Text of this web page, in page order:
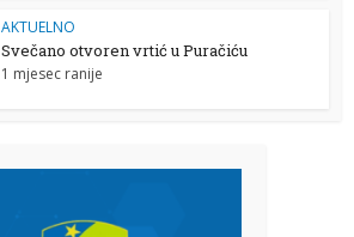
AKTUELNO
Svečano otvoren vrtić u Puračiću
1 mjesec ranije